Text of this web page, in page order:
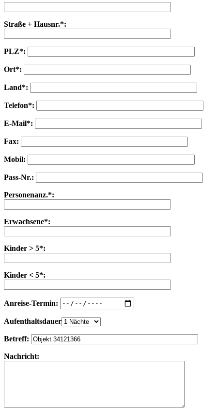
Straße + Hausnr.*:
PLZ*:
Ort*:
Land*:
Telefon*:
E-Mail*:
Fax:
Mobil:
Pass-Nr.:
Personenanz.*:
Erwachsene*:
Kinder > 5*:
Kinder < 5*:
Anreise-Termin:
Aufenthaltsdauer
Betreff:
Nachricht: